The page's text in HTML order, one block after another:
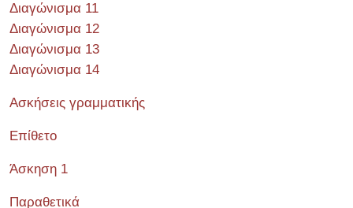
Διαγώνισμα 11
Διαγώνισμα 12
Διαγώνισμα 13
Διαγώνισμα 14
Ασκήσεις γραμματικής
Επίθετο
Άσκηση 1
Παραθετικά